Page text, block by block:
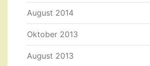
August 2014
Oktober 2013
August 2013